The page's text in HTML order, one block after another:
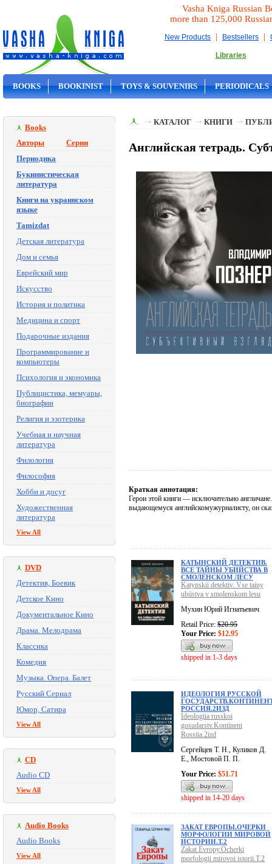
Vasha Kniga Russian
more than 125,000
New Products | Bestsellers |
Libraries
BOOKS BOOKINIST TOYS & SOUVENIRS PERIODICALS
Books
Авторы
Серии
Периодика
Букинистическая
литература
Книги на украинском
языке
Tamizdat
Детская литература
Дом и семья
Еврейский мир
Искусство
История и политика
Медицина и спорт
Подарочные издания
Программирование и
компьютеры
Психология и экономика
Публицистика, мемуары,
биографии
Религия и эзотерика
Учебная и научная
литература
Филология
Философия
Хобби и досуг
Художественная
литература
View All
DVD
Детектив, Боевик
Детское Кино
Документальное Кино
Драма. Мелодрама
Классика
Комедия
Музыка. Опера. Балет
Русский Сериал
Юмор, Сатира
View All
CD
Audio CD
View All
Audio Books
Audio Books
View All
КАТАЛОГ КНИГИ
Английская тетрадь.
Краткая аннотация:
Герои этой книги — исключительно
выдающемуся английскомужурналисту, он
КАТЫНСКИЙ ДЕТЕКТИВ.
ВСЕ ТАЙНЫ УБИЙСТВА В
СМОЛЕНСКОМ ЛЕСУ
Katynskii detektiv. Vse tainy
ubiistva v smolenskom lesu
Мухин Юрий Игнатьевич
Retail Price: $20.95
Your Price: $12.95
shipped in 1-3 days
ИДЕОЛОГИЯ РУССКОЙ
РОССИЯ.2ИЗД
Ideologiia russkoi
gosudarstv.Kontinent
Rossiia.2izd
Сергейцев Т. Н., Куликов Д.
Е., Мостовой П. П.
Your Price: $51.71
shipped in 14-20 days
ЗАКАТ ЕВРОПЫ.ОЧЕРКИ
МОРФОЛОГИИ МИРОВОЙ
ИСТОРИИ.Т.2
Zakat Evropy.Ocherki
morfologii mirovoi istorii.T.2